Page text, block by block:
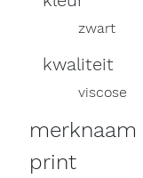
zwart
kwaliteit
viscose
merknaam
print